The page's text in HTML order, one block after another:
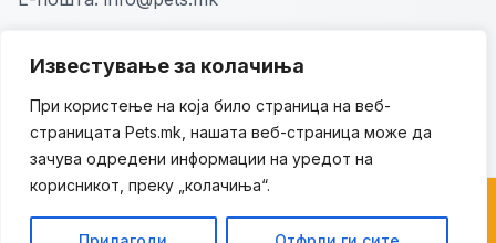
Известување за колачиња
При користење на која било страница на веб-
страницата Pets.mk, нашата веб-страница може да
зачува одредени информации на уредот на
корисникот, преку „колачиња“.
© 2026 Pets.mk. Сите права се задржани.